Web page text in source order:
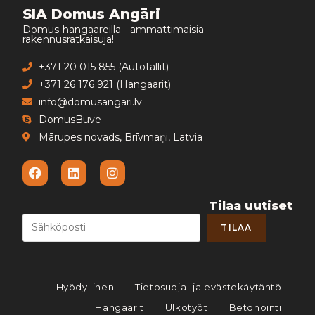
SIA Domus Angāri
Domus-hangaareilla - ammattimaisia
rakennusratkaisuja!
+371 20 015 855 (Autotallit)
+371 26 176 921 (Hangaarit)
info@domusangari.lv
DomusBuve
Mārupes novads, Brīvmaņi, Latvia
Tilaa uutiset
Hyödyllinen
Tietosuoja- ja evästekäytäntö
Hangaarit
Ulkotyöt Betonointi